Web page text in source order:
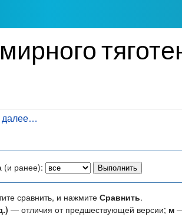
далее…
(и ранее):
сравнить, и нажмите Сравнить.
— отличия от предшествующей версии; м